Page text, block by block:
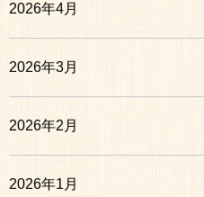
2026年4月
2026年3月
2026年2月
2026年1月